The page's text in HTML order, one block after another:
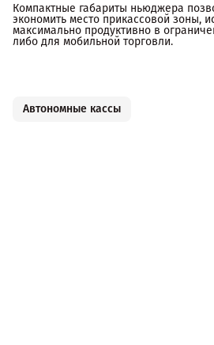
Компактные габариты ньюджера
экономить место прикассовой зоны,
максимально продуктивно в
либо для мобильной торговли.
Автономные кассы